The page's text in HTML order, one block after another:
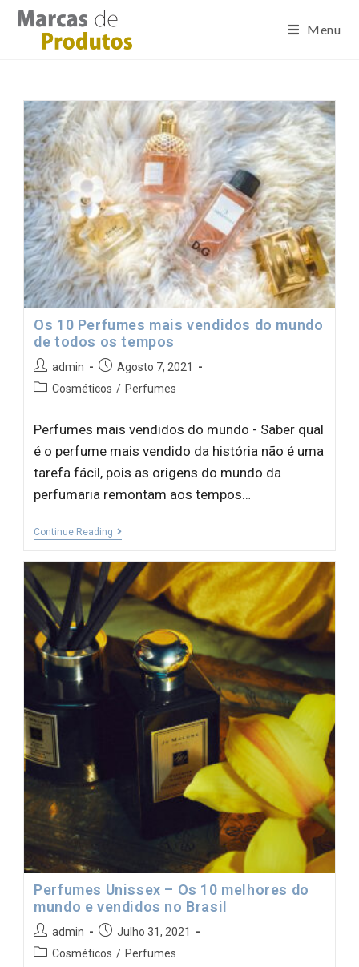
Menu
Os 10 Perfumes mais vendidos do mundo
de todos os tempos
admin
Agosto 7, 2021
Cosméticos / Perfumes
Perfumes mais vendidos do mundo - Saber qual
é o perfume mais vendido da história não é uma
tarefa fácil, pois as origens do mundo da
perfumaria remontam aos tempos…
Continue Reading
Perfumes Unissex – Os 10 melhores do
mundo e vendidos no Brasil
admin
Julho 31, 2021
Cosméticos / Perfumes